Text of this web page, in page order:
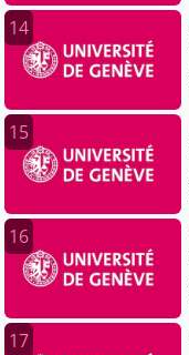
14
15
16
17